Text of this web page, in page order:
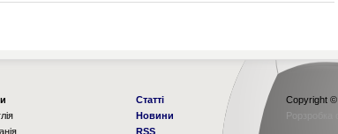
Статті
Новини
RSS
Copyright
Рорзробка